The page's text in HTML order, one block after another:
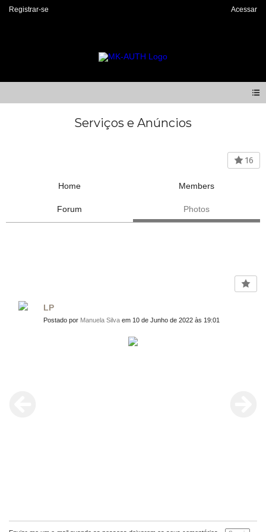
Registrar-se Acessar
Serviços e Anúncios
16
Home Members
Forum Photos
LP
Postado por Manuela Silva em 10 de Junho de 2022 às 19:01